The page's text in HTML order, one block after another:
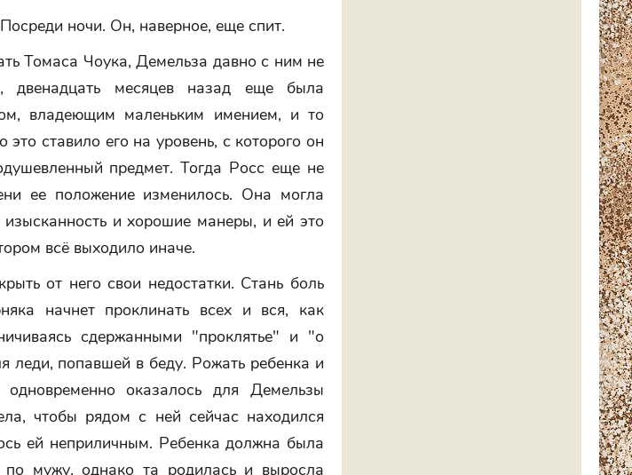
ночи. Он, наверное, еще спит.
Томаса Чоука, Демельза давно с ним не
месяцев назад еще была
владеющим маленьким имением, и то
ставило его на уровень, с которого он
предмет. Тогда Росс еще не
ее положение изменилось. Она могла
изысканность и хорошие манеры, и ей это
всё выходило иначе.
от него свои недостатки. Стань боль
начнет проклинать всех и вся, как
сдержанными "проклятье" и "о
леди, попавшей в беду. Рожать ребенка и
оказалось для Демельзы
чтобы рядом с ней сейчас находился
ей неприличным. Ребенка должна была
мужу, однако та родилась и выросла